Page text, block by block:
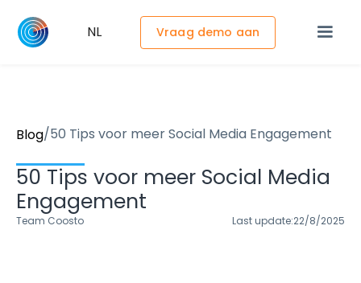
Vraag demo aan
NL
Blog/50 Tips voor meer Social Media Engagement
50 Tips voor meer Social Media
Engagement
Team Coosto Last update:22/8/2025